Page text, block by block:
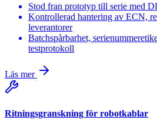
Stod fran prototyp till serie med
Kontrollerad hantering av ECN,
leverantorer
Batchspårbarhet,
testprotokoll
Läs mer
Ritningsgranskning för robotkablar